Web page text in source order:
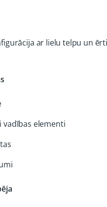
ar lielu telpu un
vadības elementi